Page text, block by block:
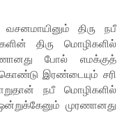
திரு நபீ
திரு மொழிகளில்
போல் எமக்குத்
இரண்டையும் சரி
நபீ மொழிகளில்
முரணானது